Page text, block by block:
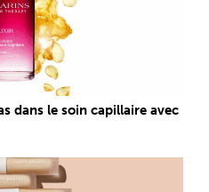
dans le soin capillaire avec